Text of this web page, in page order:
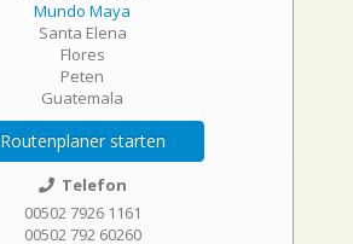
Mundo Maya
Santa Elena
Flores
Peten
Guatemala
Routenplaner starten
Telefon
00502 7926 1161
00502 792 60260